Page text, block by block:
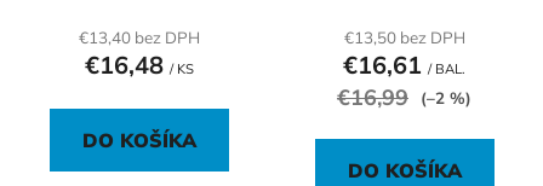
€13,40 bez DPH
€16,48 / KS
DO KOŠÍKA
€13,50 bez DPH
€16,61 / BAL.
€16,99 (–2 %)
DO KOŠÍKA